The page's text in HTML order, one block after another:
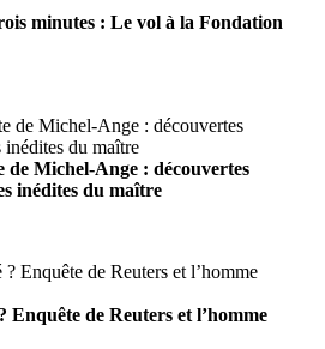
minutes : Le vol à la Fondation
de Michel-Ange : découvertes
inédites du maître
Enquête de Reuters et l’homme